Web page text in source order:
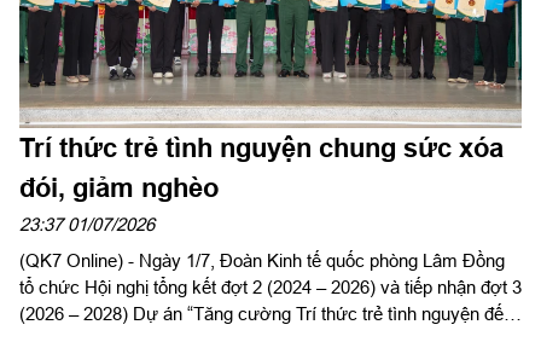
Trí thức trẻ tình nguyện chung sức xóa
đói, giảm nghèo
23:37 01/07/2026
(QK7 Online) - Ngày 1/7, Đoàn Kinh tế quốc phòng Lâm Đồng
tổ chức Hội nghị tổng kết đợt 2 (2024 – 2026) và tiếp nhận đợt 3
(2026 – 2028) Dự án “Tăng cường Trí thức trẻ tình nguyện đến